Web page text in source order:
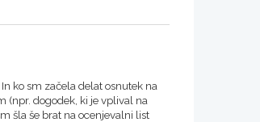
ko sm začela delat osnutek na
(npr. dogodek, ki je vplival na
šla še brat na ocenjevalni list